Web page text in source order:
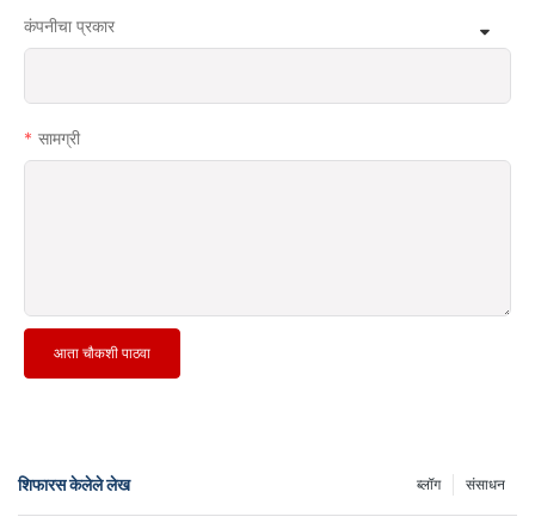
कंपनीचा प्रकार
सामग्री
आता चौकशी पाठवा
शिफारस केलेले लेख संसाधन
ब्लॉग